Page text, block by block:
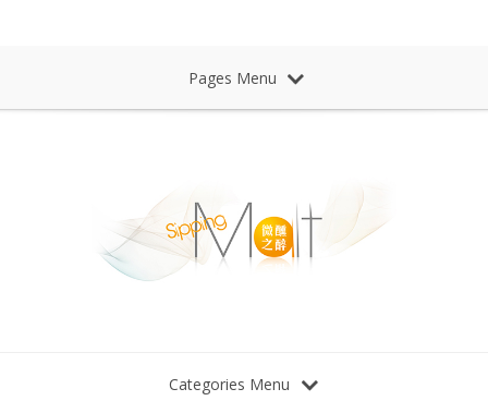
Pages Menu
Categories Menu